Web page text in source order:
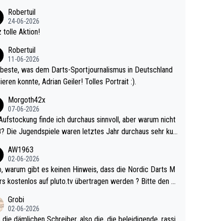
Da gewinnst keinen Blumentopf - ist ja n
eines Kreisligisten vs einem Bu
Robertuil
24-06-2026
tolle Aktion!
Robertuil
11-06-2026
was dem Darts-Sportjournalismus in Deutschland
konnte, Adrian Geiler! Tolles Portrait :).
Morgoth42x
07-06-2026
finde ich durchaus sinnvoll, aber warum nicht
sehr kur
Somit ändert die automatische Qualifikation des Weltm
nichts. Ich denke sie wollen damit für nächste
wenig WDF Turniere spielen. Dies war bei Archie Self l
Jahr der Fall. Er musste als amtierender Weltmeister d
AW1963
02-06-2026
M
kostenlos auf pluto.tv übertragen werden ? Bitte den A
Grobi
02-06-2026